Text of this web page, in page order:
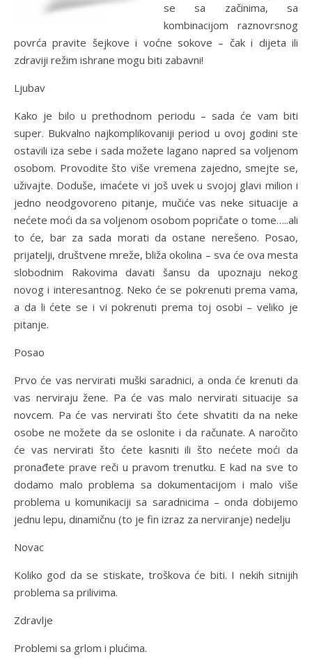
se sa začinima, sa
kombinacijom raznovrsnog
povrća pravite šejkove i voćne sokove – čak i dijeta ili
zdraviji režim ishrane mogu biti zabavni!
Ljubav
Kako je bilo u prethodnom periodu – sada će vam biti
super. Bukvalno najkomplikovaniji period u ovoj godini ste
ostavili iza sebe i sada možete lagano napred sa voljenom
osobom. Provodite što više vremena zajedno, smejte se,
uživajte. Doduše, imaćete vi još uvek u svojoj glavi milion i
jedno neodgovoreno pitanje, mučiće vas neke situacije a
nećete moći da sa voljenom osobom popričate o tome…..ali
to će, bar za sada morati da ostane nerešeno. Posao,
prijatelji, društvene mreže, bliža okolina – sva će ova mesta
slobodnim Rakovima davati šansu da upoznaju nekog
novog i interesantnog. Neko će se pokrenuti prema vama,
a da li ćete se i vi pokrenuti prema toj osobi – veliko je
pitanje.
Posao
Prvo će vas nervirati muški saradnici, a onda će krenuti da
vas nerviraju žene. Pa će vas malo nervirati situacije sa
novcem. Pa će vas nervirati što ćete shvatiti da na neke
osobe ne možete da se oslonite i da računate. A naročito
će vas nervirati što ćete kasniti ili što nećete moći da
pronađete prave reči u pravom trenutku. E kad na sve to
dodamo malo problema sa dokumentacijom i malo više
problema u komunikaciji sa saradnicima – onda dobijemo
jednu lepu, dinamičnu (to je fin izraz za nerviranje) nedelju
Novac
Koliko god da se stiskate, troškova će biti. I nekih sitnijih
problema sa prilivima.
Zdravlje
Problemi sa grlom i plućima.